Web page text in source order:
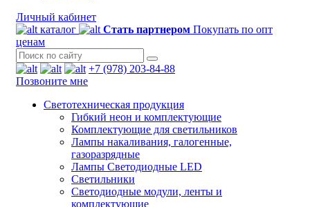
Личный кабинет
каталог
Стать партнером Покупать по опт
ценам
+7 (978) 203-84-88
Позвоните мне
Светотехническая продукция
Гибкий неон и комплектующие
Комплектующие для светильников
Лампы накаливания, галогенные,
газоразрядные
Лампы Светодиодные LED
Светильники
Светодиодные модули, ленты и
комплектующие